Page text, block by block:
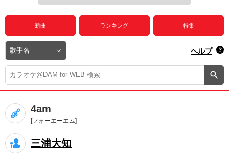
動画からさがす 録音からさがす
プレミアムサービス
DAM★とも動画
DAM★とも録音
カラオケ＠DAM
ユーザー検索
キャンペーン
新曲 ランキング 特集
ヘルプ
4am
[フォーエーエム]
三浦大知